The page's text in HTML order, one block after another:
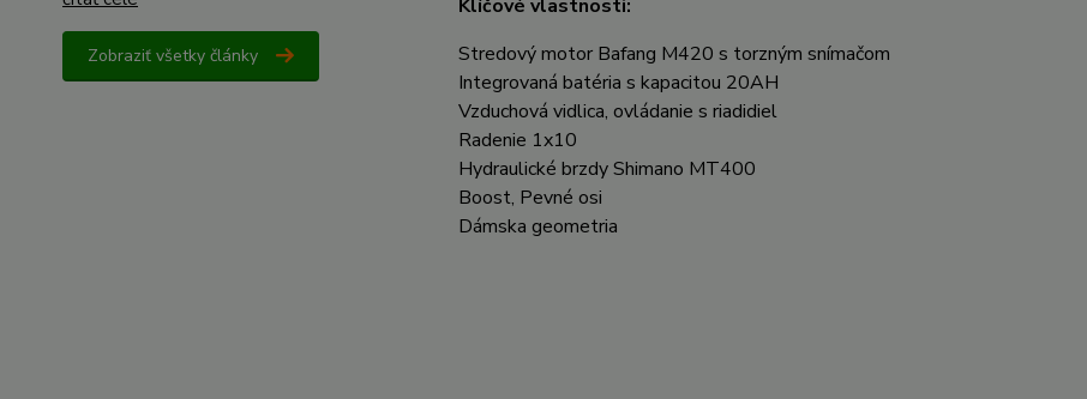
Zobraziť všetky články
Klíčové vlastnosti:
Stredový motor Bafang M420 s torzným snímačom
Integrovaná batéria s kapacitou 20AH
Vzduchová vidlica, ovládanie s riadidiel
Radenie 1x10
Hydraulické brzdy Shimano MT400
Boost, Pevné osi
Dámska geometria